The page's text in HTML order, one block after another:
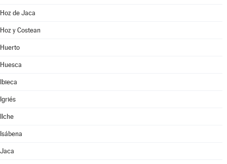
Hoz de Jaca
Hoz y Costean
Huerto
Huesca
Ibieca
Igriés
Ilche
Isábena
Jaca